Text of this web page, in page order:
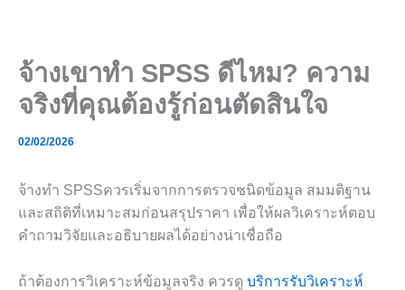
content
จ้างเขาทำ SPSS ดีไหม? ความ
จริงที่คุณต้องรู้ก่อนตัดสินใจ
02/02/2026
จ้างทำ SPSSควรเริ่มจากการตรวจชนิดข้อมูล สมมติฐาน
และสถิติที่เหมาะสมก่อนสรุปราคา เพื่อให้ผลวิเคราะห์ตอบ
คำถามวิจัยและอธิบายผลได้อย่างน่าเชื่อถือ
ถ้าต้องการวิเคราะห์ข้อมูลจริง ควรดู บริการรับวิเคราะห์